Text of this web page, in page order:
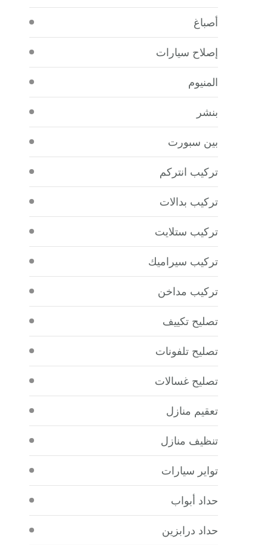
أصباغ
إصلاح سيارات
المنيوم
بنشر
بين سبورت
تركيب انتركم
تركيب بدالات
تركيب ستلايت
تركيب سيراميك
تركيب مداخن
تصليح تكييف
تصليح تلفونات
تصليح غسالات
تعقيم منازل
تنظيف منازل
تواير سيارات
حداد أبواب
حداد درابزين